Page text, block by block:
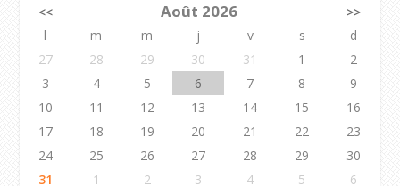
<< Août 2026
>>
l
m m j v s
d
27
28 29 30 31 1
2
3
4 5 6 7 8
9
10
11 12 13 14 15
16
17
18 19 20 21 22
23
24
25 26 27 28 29
30
31
1 2 3 4 5 6